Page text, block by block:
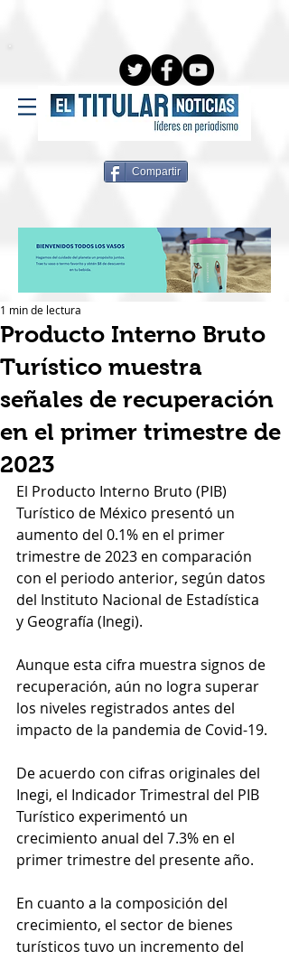
Compartir
Producto Interno Bruto
Turístico muestra
señales de recuperación
en el primer trimestre de
2023
1 min de lectura
El Producto Interno Bruto (PIB)
Turístico de México presentó un
aumento del 0.1% en el primer
trimestre de 2023 en comparación
con el periodo anterior, según datos
del Instituto Nacional de Estadística
y Geografía (Inegi).
Aunque esta cifra muestra signos de
recuperación, aún no logra superar
los niveles registrados antes del
impacto de la pandemia de Covid-19.
De acuerdo con cifras originales del
Inegi, el Indicador Trimestral del PIB
Turístico experimentó un
crecimiento anual del 7.3% en el
primer trimestre del presente año.
En cuanto a la composición del
crecimiento, el sector de bienes
turísticos tuvo un incremento del